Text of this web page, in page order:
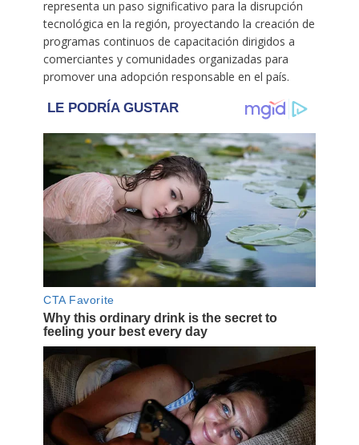
representa un paso significativo para la disrupción
tecnológica en la región, proyectando la creación de
programas continuos de capacitación dirigidos a
comerciantes y comunidades organizadas para
promover una adopción responsable en el país.